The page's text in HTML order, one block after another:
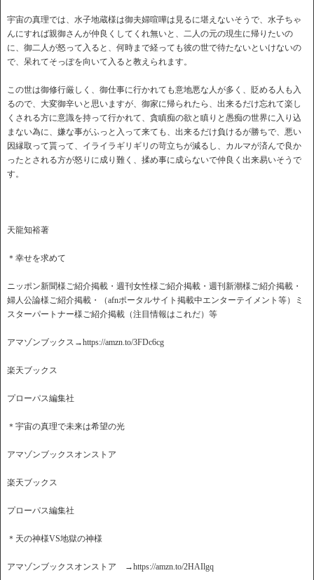
宇宙の真理では、水子地蔵様は御夫婦喧嘩は見るに堪えないそうで、水子ちゃ
んにすれば親御さんが仲良くしてくれ無いと、二人の元の現生に帰りたいの
に、御二人が怒って入ると、何時まで経っても彼の世で待たないといけないの
で、呆れてそっぽを向いて入ると教えられます。
この世は御修行厳しく、御仕事に行かれても意地悪な人が多く、貶める人も入
るので、大変御辛いと思いますが、御家に帰られたら、出来るだけ忘れて楽し
くされる方に意識を持って行かれて、貪瞋痴の欲と瞋りと愚痴の世界に入り込
まない為に、嫌な事がふっと入って来ても、出来るだけ負けるが勝ちで、悪い
因縁取って貰って、イライラギリギリの苛立ちが減るし、カルマが済んで良か
ったとされる方が怒りに成り難く、揉め事に成らないで仲良く出来易いそうで
す。
天龍知裕著
＊幸せを求めて
ニッポン新聞様ご紹介掲載・週刊女性様ご紹介掲載・週刊新潮様ご紹介掲載・
婦人公論様ご紹介掲載・（afnポータルサイト掲載中エンターテイメント等）ミ
スターパートナー様ご紹介掲載（注目情報はこれだ）等
アマゾンブックス→https://amzn.to/3FDc6cg
楽天ブックス
プローパス編集社
＊宇宙の真理で未来は希望の光
アマゾンブックスオンストア
楽天ブックス
プローパス編集社
＊天の神様VS地獄の神様
アマゾンブックスオンストア →https://amzn.to/2HAIlgq